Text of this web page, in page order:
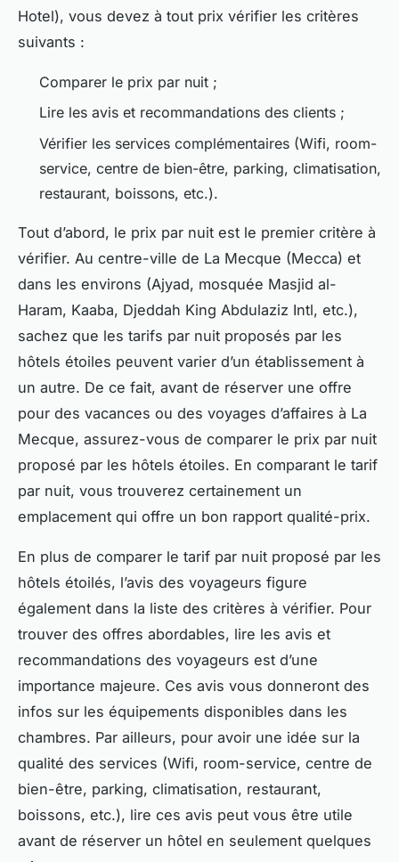
Hotel), vous devez à tout prix vérifier les critères
suivants :
Comparer le prix par nuit ;
Lire les avis et recommandations des clients ;
Vérifier les services complémentaires (Wifi, room-
service, centre de bien-être, parking, climatisation,
restaurant, boissons, etc.).
Tout d’abord, le prix par nuit est le premier critère à
vérifier. Au centre-ville de La Mecque (Mecca) et
dans les environs (Ajyad, mosquée Masjid al-
Haram, Kaaba, Djeddah King Abdulaziz Intl, etc.),
sachez que les tarifs par nuit proposés par les
hôtels étoiles peuvent varier d’un établissement à
un autre. De ce fait, avant de réserver une offre
pour des vacances ou des voyages d’affaires à La
Mecque, assurez-vous de comparer le prix par nuit
proposé par les hôtels étoiles. En comparant le tarif
par nuit, vous trouverez certainement un
emplacement qui offre un bon rapport qualité-prix.
En plus de comparer le tarif par nuit proposé par les
hôtels étoilés, l’avis des voyageurs figure
également dans la liste des critères à vérifier. Pour
trouver des offres abordables, lire les avis et
recommandations des voyageurs est d’une
importance majeure. Ces avis vous donneront des
infos sur les équipements disponibles dans les
chambres. Par ailleurs, pour avoir une idée sur la
qualité des services (Wifi, room-service, centre de
bien-être, parking, climatisation, restaurant,
boissons, etc.), lire ces avis peut vous être utile
avant de réserver un hôtel en seulement quelques